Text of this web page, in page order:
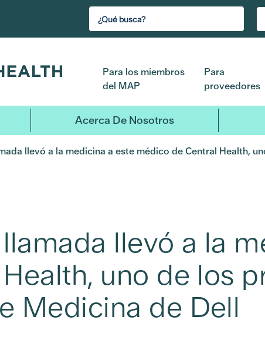
Para los miembros
del MAP
Para
proveedores
Acerca De Nosotros
llevó a la medicina a este médico de Central Health,
llevó a la
uno de los
Medicina de Dell